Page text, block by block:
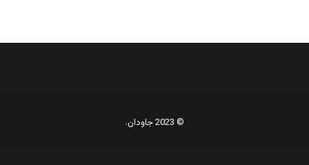
© 2023 جاودان.